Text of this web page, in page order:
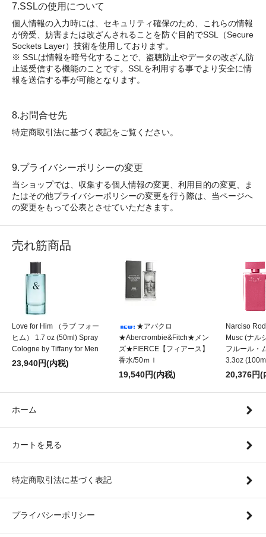
7.SSLの使用について
個人情報の入力時には、セキュリティ確保のため、これらの情報
が傍受、妨害または改ざんされることを防ぐ目的でSSL（Secure
Sockets Layer）技術を使用しております。
※ SSLは情報を暗号化することで、盗聴防止やデータの改ざん防
止送受信する機能のことです。SSLを利用する事でより安全に情
報を送信する事が可能となります。
8.お問合せ先
特定商取引法に基づく表記をご覧ください。
9.プライバシーポリシーの変更
当ショップでは、収集する個人情報の変更、利用目的の変更、ま
たはその他プライバシーポリシーの変更を行う際は、当ページへ
の変更をもって公表とさせていただきます。
売れ筋商品
Love for Him （ラブ フォー
ヒム） 1.7 oz (50ml) Spray
Cologne by Tiffany for Men
23,940円(内税)
★アバクロ
★Abercrombie&Fitch★メン
ズ★FIERCE【フィアース】
香水/50ｍｌ
19,540円(内税)
Narciso
Musc (ナル
フルール・
3.3oz
20,376円(
ホーム
カートを見る
特定商取引法に基づく表記
プライバシーポリシー